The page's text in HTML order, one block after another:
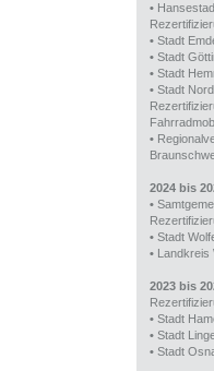
•
• Stadt
• Stadt
• Stadt
• Stadt
•
2024 bis
•
• Stadt
• Landkreis
2023 bis
•Stadt
•Stadt
•Stadt